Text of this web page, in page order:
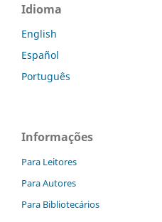
Idioma
English
Español
Português
Informações
Para Leitores
Para Autores
Para Bibliotecários